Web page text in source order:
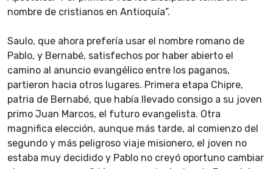
nombre de cristianos en Antioquía”.
Saulo, que ahora prefería usar el nombre romano de
Pablo, y Bernabé, satisfechos por haber abierto el
camino al anuncio evangélico entre los paganos,
partieron hacia otros lugares. Primera etapa Chipre,
patria de Bernabé, que había llevado consigo a su joven
primo Juan Marcos, el futuro evangelista. Otra
magnifica elección, aunque más tarde, al comienzo del
segundo y más peligroso viaje misionero, el joven no
estaba muy decidido y Pablo no creyó oportuno cambiar